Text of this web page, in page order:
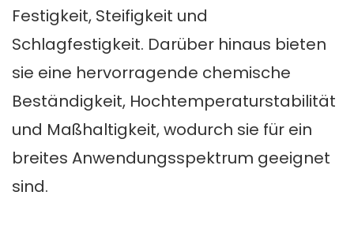
Festigkeit, Steifigkeit und
Schlagfestigkeit. Darüber hinaus bieten
sie eine hervorragende chemische
Beständigkeit, Hochtemperaturstabilität
und Maßhaltigkeit, wodurch sie für ein
breites Anwendungsspektrum geeignet
sind.